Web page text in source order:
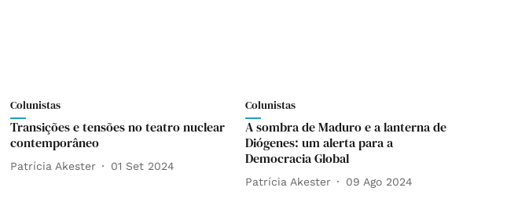
Colunistas
Transições e tensões no teatro nuclear
contemporâneo
Patrícia Akester 01 Set 2024
Colunistas
A sombra de Maduro e a lanterna de
Diógenes: um alerta para a
Democracia Global
Patrícia Akester 09 Ago 2024